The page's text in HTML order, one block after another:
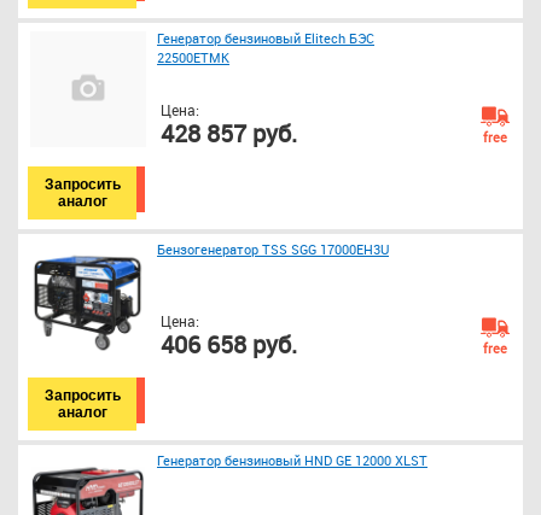
Генератор бензиновый Elitech БЭС
22500ЕТМК
Цена:
428 857 руб.
Запросить
аналог
free
Бензогенератор TSS SGG 17000EH3U
Цена:
406 658 руб.
Запросить
аналог
free
Генератор бензиновый HND GE 12000 XLST